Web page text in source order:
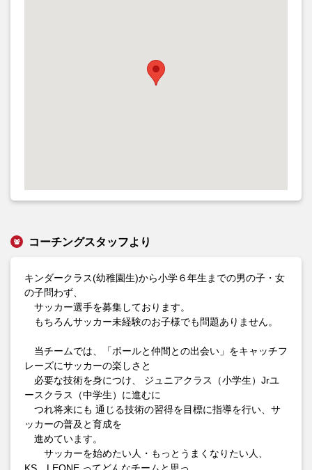
コーチングスタッフより
キンダークラス(幼稚園生)から小学６年生までの男の子・女
の子問わず、
サッカー選手を募集しております。
もちろんサッカー未経験のお子様でも問題ありません。
当チームでは、「ボールと仲間との出会い」をキャッチフ
レーズにサッカーの楽しさと
必要な技術を身につけ、 ジュニアクラス（小学生）Jrユ
ースクラス（中学生）に進むに
つれ将来にも 通じる技術の習得を目標に指導を行い、サ
ッカーの普及と育成を
進めています。
サッカーを始めたい人・もっとうまくなりたい人、